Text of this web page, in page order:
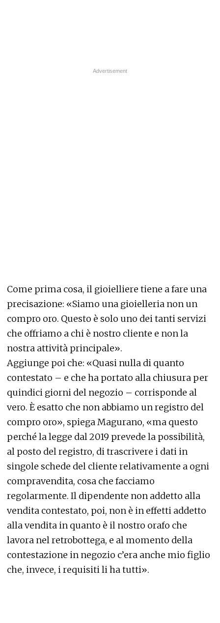
Come prima cosa, il gioielliere tiene a fare una
precisazione: «Siamo una gioielleria non un
compro oro. Questo è solo uno dei tanti servizi
che offriamo a chi è nostro cliente e non la
nostra attività principale».
Aggiunge poi che: «Quasi nulla di quanto
contestato – e che ha portato alla chiusura per
quindici giorni del negozio – corrisponde al
vero. È esatto che non abbiamo un registro del
compro oro», spiega Magurano, «ma questo
perché la legge dal 2019 prevede la possibilità,
al posto del registro, di trascrivere i dati in
singole schede del cliente relativamente a ogni
compravendita, cosa che facciamo
regolarmente. Il dipendente non addetto alla
vendita contestato, poi, non è in effetti addetto
alla vendita in quanto è il nostro orafo che
lavora nel retrobottega, e al momento della
contestazione in negozio c’era anche mio figlio
che, invece, i requisiti li ha tutti».